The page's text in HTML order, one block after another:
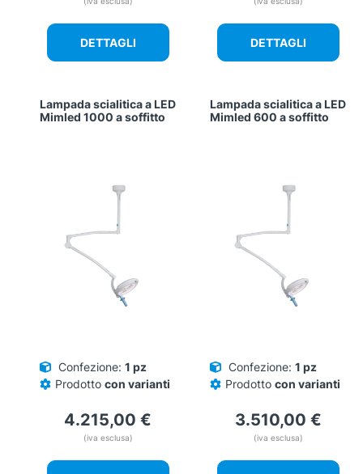
DETTAGLI DETTAGLI
Lampada scialitica a LED
Mimled 1000 a soffitto
Confezione: 1 pz
Prodotto con varianti
4.215,00 €
(iva esclusa)
Lampada scialitica a LED
Mimled 600 a soffitto
Confezione: 1 pz
Prodotto con varianti
3.510,00 €
(iva esclusa)